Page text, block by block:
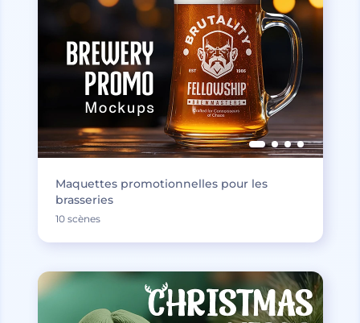
Maquettes promotionnelles pour les
brasseries
10 scènes